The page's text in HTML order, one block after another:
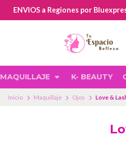
MAQUILLAJE K- BEAUTY
ENVIOS a Regiones por
Inicio Maquillaje Ojos Love &